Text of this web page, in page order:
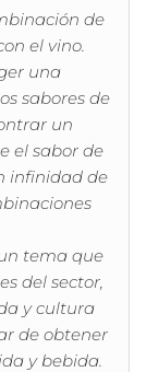
de
el vino.
una
sabores de
un
el sabor de
infinidad de
tema que
del sector,
y cultura
de obtener
y bebida.